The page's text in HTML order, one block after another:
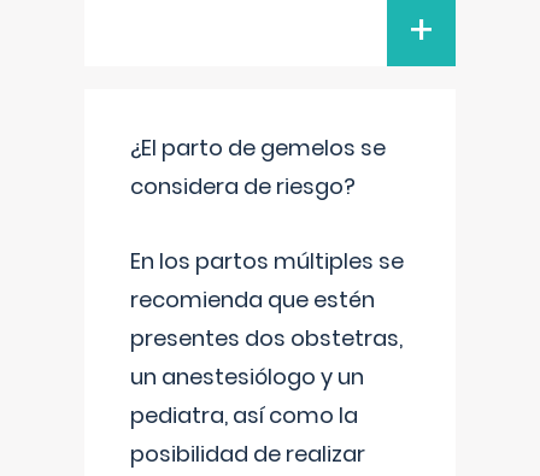
+
¿El parto de gemelos se
considera de riesgo?
En los partos múltiples se
recomienda que estén
presentes dos obstetras,
un anestesiólogo y un
pediatra, así como la
posibilidad de realizar